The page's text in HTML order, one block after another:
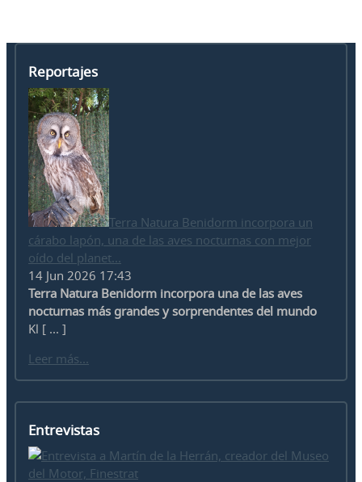
Reportajes
Terra Natura Benidorm incorpora un
cárabo lapón, una de las aves nocturnas con mejor
oído del planet...
14 Jun 2026 17:43
Terra Natura Benidorm incorpora una de las aves
nocturnas más grandes y sorprendentes del mundo
Kl [ ... ]
Leer más...
Entrevistas